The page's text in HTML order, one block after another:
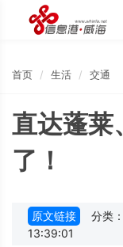
首页 生活 交通
直达蓬莱
了！
原文链接 分类：
13:39:01